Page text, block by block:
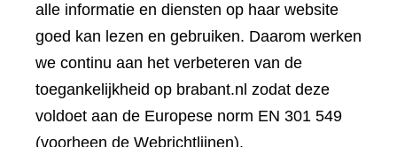
alle informatie en diensten op haar website
goed kan lezen en gebruiken. Daarom werken
we continu aan het verbeteren van de
toegankelijkheid op brabant.nl zodat deze
voldoet aan de Europese norm EN 301 549
(voorheen de Webrichtlijnen).